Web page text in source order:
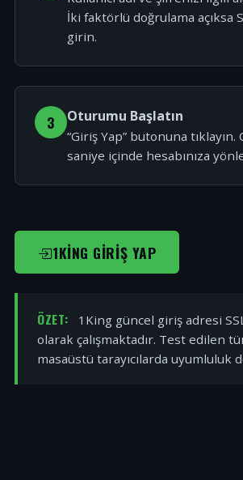
İki faktörlü doğrulama açıksa
girin.
3 Oturumu Başlatın
“Giriş Yap” butonuna tıklayın.
saniye içinde hesabınıza
1KING GIRIŞ YAP
ÖZET:
1King güncel giriş adresi
olarak çalışmaktadır. Test edilen
masaüstü tarayıcılarda uyumluluk